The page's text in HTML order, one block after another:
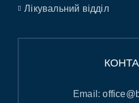
Лікувальний відділ
Email: